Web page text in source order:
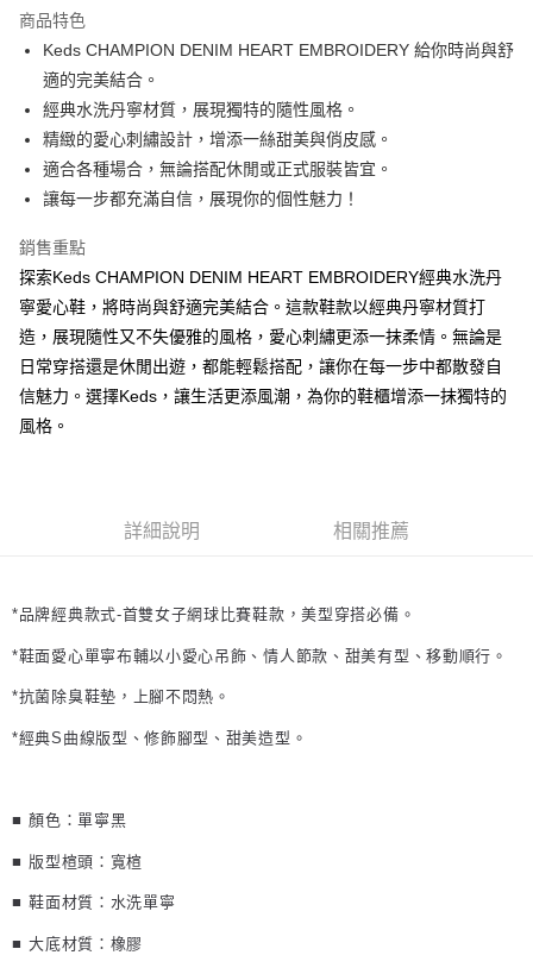
合作金庫商業銀行
華南商業銀行
彰化商業銀行
上海商業儲蓄銀行
國泰世華商業銀行
兆豐國際商業銀行
臺灣中小企業銀行
台中商業銀行
匯豐（台灣）商業銀行
華泰商業銀行
聯邦商業銀行
遠東國際商業銀行
元大商業銀行
永豐商業銀行
台新國際商業銀行
台灣樂天信用卡公司
6 期 0 利率 每期
華南商業銀行
上海商業儲蓄銀行
台北富邦商業銀行
國泰世華商業銀行
兆豐國際商業銀行
臺灣中小企業銀行
台中商業銀行
匯豐（台灣）商業銀行
華泰商業銀行
元大商業銀行
玉山商業銀行
星展（台灣）商業銀行
台灣樂天信用卡公司
Apple Pay
Google Pay
ATM付款
宅配
每筆NT$100，滿NT$2,000(含以上)免運費
離島宅配
每筆NT$150
商品特色
Keds CHAMPION DENIM HEART EMBROIDERY 給你時尚與舒
適的完美結合。
經典水洗丹寧材質，展現獨特的隨性風格。
精緻的愛心刺繡設計，增添一絲甜美與俏皮感。
適合各種場合，無論搭配休閒或正式服裝皆宜。
讓每一步都充滿自信，展現你的個性魅力！
銷售重點
探索Keds CHAMPION DENIM HEART EMBROIDERY經典水洗丹
寧愛心鞋，將時尚與舒適完美結合。這款鞋款以經典丹寧材質打
造，展現隨性又不失優雅的風格，愛心刺繡更添一抹柔情。無論是
日常穿搭還是休閒出遊，都能輕鬆搭配，讓你在每一步中都散發自
信魅力。選擇Keds，讓生活更添風潮，為你的鞋櫃增添一抹獨特的
風格。
詳細說明 相關推薦
*品牌經典款式-首雙女子網球比賽鞋款，美型穿搭必備。
*鞋面愛心單寧布輔以小愛心吊飾、情人節款、甜美有型、移動順行。
*抗菌除臭鞋墊，上腳不悶熱。
*經典S曲線版型、修飾腳型、甜美造型。
■ 顏色： 單寧黑
■ 版型楦頭： 寬楦
■ 鞋面材質：水洗單寧
■ 大底材質：橡膠